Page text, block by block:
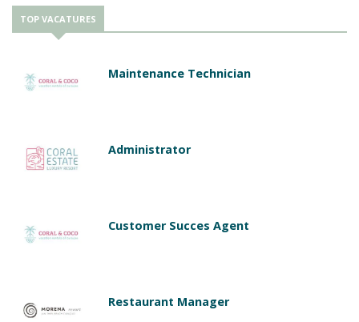
TOP VACATURES
Maintenance Technician
Administrator
Customer Succes Agent
Restaurant Manager